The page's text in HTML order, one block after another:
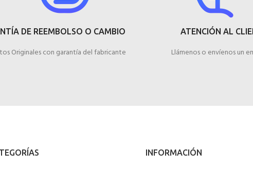
DE REEMBOLSO O CAMBIO
Originales con garantía del fabricante
ATENCIÓN AL
Llámenos o envíenos un
INFORMACIÓN